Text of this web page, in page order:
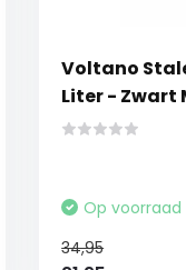
Voltano
Liter - Zwart
Op voorraad
34,95